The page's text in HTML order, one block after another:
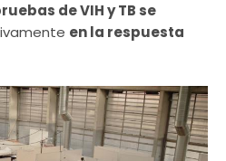
de VIH y TB se
en la respuesta